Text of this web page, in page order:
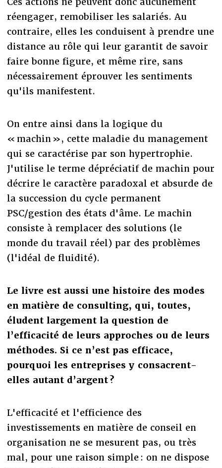
réengager, remobiliser les salariés. Au
contraire, elles les conduisent à prendre une
distance au rôle qui leur garantit de savoir
faire bonne figure, et même rire, sans
nécessairement éprouver les sentiments
qu'ils manifestent.
On entre ainsi dans la logique du
« machin », cette maladie du management
qui se caractérise par son hypertrophie.
J'utilise le terme dépréciatif de machin pour
décrire le caractère paradoxal et absurde de
la succession du cycle permanent
PSC/gestion des états d'âme. Le machin
consiste à remplacer des solutions (le
monde du travail réel) par des problèmes
(l'idéal de fluidité).
Le livre est aussi une histoire des modes
en matière de consulting, qui, toutes,
éludent largement la question de
l’efficacité de leurs approches ou de leurs
méthodes. Si ce n’est pas efficace,
pourquoi les entreprises y consacrent-
elles autant d’argent ?
L'efficacité et l'efficience des
investissements en matière de conseil en
organisation ne se mesurent pas, ou très
mal, pour une raison simple : on ne dispose